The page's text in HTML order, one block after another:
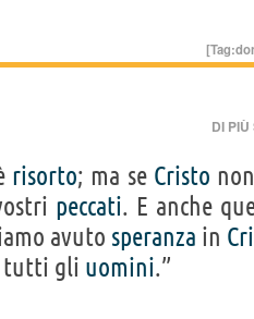
[Tag:
DI
risorto; ma se Cristo
peccati. E anche
avuto speranza in
tutti gli uomini.”